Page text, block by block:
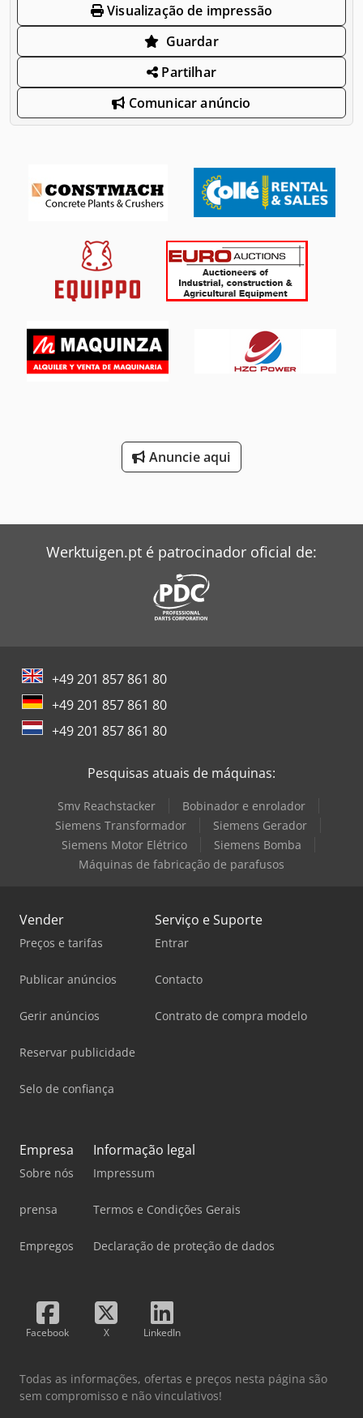
Visualização de impressão
Guardar
Partilhar
Comunicar anúncio
Anuncie aqui
Werktuigen.pt é patrocinador oficial de:
+49 201 857 861 80
+49 201 857 861 80
+49 201 857 861 80
Pesquisas atuais de máquinas:
Smv Reachstacker
Bobinador e enrolador
Siemens Transformador
Siemens Gerador
Siemens Motor Elétrico
Siemens Bomba
Máquinas de fabricação de parafusos
Vender
Preços e tarifas
Publicar anúncios
Gerir anúncios
Reservar publicidade
Selo de confiança
Serviço e Suporte
Entrar
Contacto
Contrato de compra modelo
Empresa
Sobre nós
prensa
Empregos
Informação legal
Impressum
Termos e Condições Gerais
Declaração de proteção de dados
Facebook X LinkedIn
Todas as informações, ofertas e preços nesta página são
sem compromisso e não vinculativos!